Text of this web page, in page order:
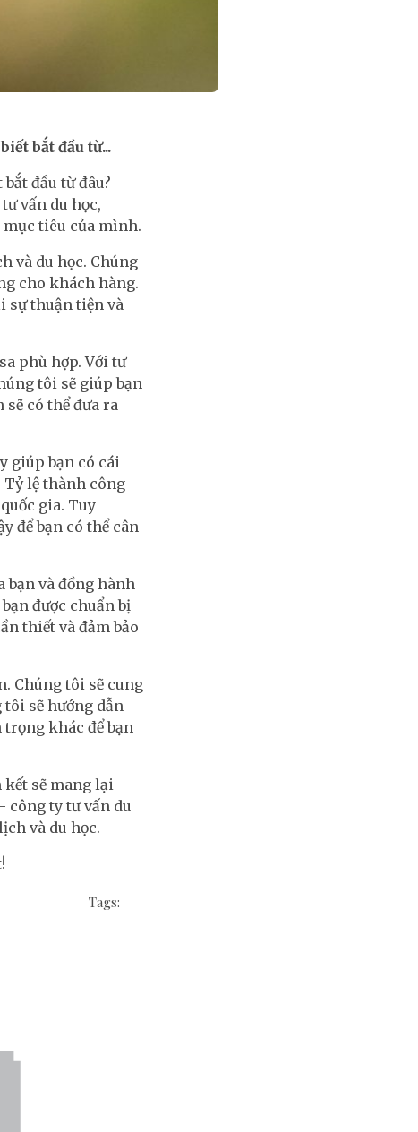
bắt đầu từ...
đầu từ đâu?
vấn du học,
tiêu của mình.
và du học. Chúng
cho khách hàng.
sự thuận tiện và
phù hợp. Với tư
tôi sẽ giúp bạn
có thể đưa ra
giúp bạn có cái
Tỷ lệ thành công
gia. Tuy
để bạn có thể cân
bạn và đồng hành
được chuẩn bị
thiết và đảm bảo
Chúng tôi sẽ cung
tôi sẽ hướng dẫn
khác để bạn
sẽ mang lại
công ty tư vấn du
và du học.
Tags: